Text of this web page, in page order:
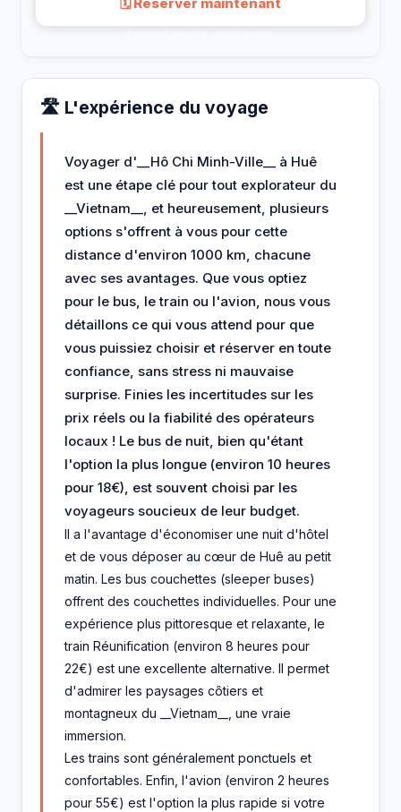
🛣️ L'expérience du voyage
Voyager d'__Hô Chi Minh-Ville__ à Huê
est une étape clé pour tout explorateur du
__Vietnam__, et heureusement, plusieurs
options s'offrent à vous pour cette
distance d'environ 1000 km, chacune
avec ses avantages. Que vous optiez
pour le bus, le train ou l'avion, nous vous
détaillons ce qui vous attend pour que
vous puissiez choisir et réserver en toute
confiance, sans stress ni mauvaise
surprise. Finies les incertitudes sur les
prix réels ou la fiabilité des opérateurs
locaux ! Le bus de nuit, bien qu'étant
l'option la plus longue (environ 10 heures
pour 18€), est souvent choisi par les
voyageurs soucieux de leur budget.
Il a l'avantage d'économiser une nuit d'hôtel
et de vous déposer au cœur de Huê au petit
matin. Les bus couchettes (sleeper buses)
offrent des couchettes individuelles. Pour une
expérience plus pittoresque et relaxante, le
train Réunification (environ 8 heures pour
22€) est une excellente alternative. Il permet
d'admirer les paysages côtiers et
montagneux du __Vietnam__, une vraie
immersion.
Les trains sont généralement ponctuels et
confortables. Enfin, l'avion (environ 2 heures
pour 55€) est l'option la plus rapide si votre